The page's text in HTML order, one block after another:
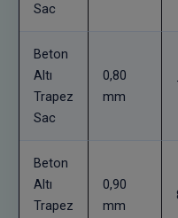
Sac
Beton
Altı
Trapez
Sac
0,80
mm
Beton
Altı
Trapez
0,90
mm